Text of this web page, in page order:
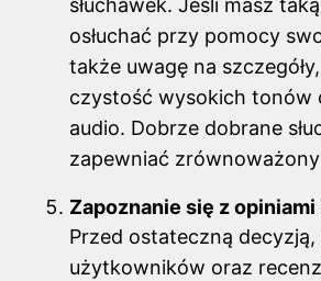
słuchawek. Jeśli masz
osłuchać przy pomocy
także uwagę na
czystość wysokich tonów
audio. Dobrze dobrane
zapewniać
Zapoznanie się z
Przed ostateczną
użytkowników oraz